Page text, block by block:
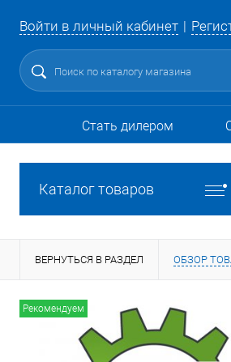
Войти в личный кабинет
Стать дилером
Каталог товаров
ВЕРНУТЬСЯ В РАЗДЕЛ ОБЗОР
Рекомендуем